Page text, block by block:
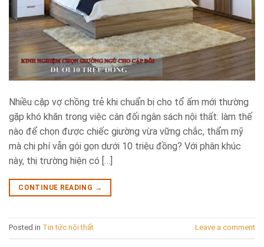
Nhiều cặp vợ chồng trẻ khi chuẩn bị cho tổ ấm mới thường
gặp khó khăn trong việc cân đối ngân sách nội thất: làm thế
nào để chọn được chiếc giường vừa vững chắc, thẩm mỹ
mà chi phí vẫn gói gọn dưới 10 triệu đồng? Với phân khúc
này, thị trường hiện có […]
CONTINUE READING →
Posted in Tin tức nội thất Leave a comment